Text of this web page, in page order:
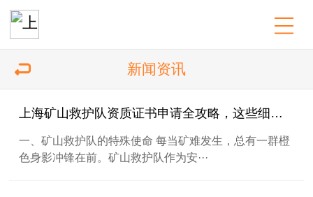
新闻资讯
上海矿山救护队资质证书申请全攻略，这些细节千万别忽视
一、矿山救护队的特殊使命 每当矿难发生，总有一群橙
色身影冲锋在前。矿山救护队作为安···